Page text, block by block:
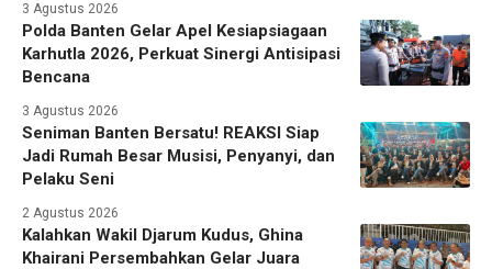
3 Agustus 2026
Polda Banten Gelar Apel Kesiapsiagaan
Karhutla 2026, Perkuat Sinergi Antisipasi
Bencana
3 Agustus 2026
Seniman Banten Bersatu! REAKSI Siap
Jadi Rumah Besar Musisi, Penyanyi, dan
Pelaku Seni
2 Agustus 2026
Kalahkan Wakil Djarum Kudus, Ghina
Khairani Persembahkan Gelar Juara